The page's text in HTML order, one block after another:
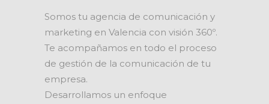
Somos tu agencia de comunicación y
marketing en Valencia con visión 360º.
Te acompañamos en todo el proceso
de gestión de la comunicación de tu
empresa.
Desarrollamos un enfoque